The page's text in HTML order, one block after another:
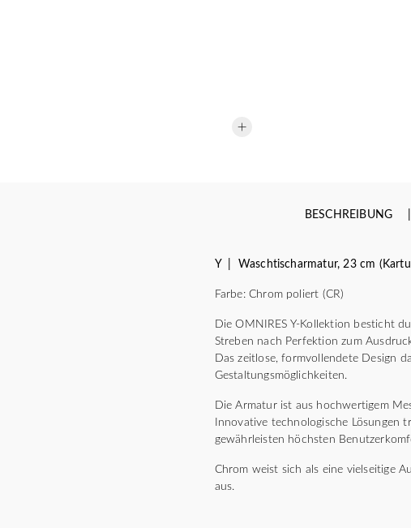
BESCHREIBUNG
Y | Waschtischarmatur, 23 cm
Farbe: Chrom poliert (CR)
Die OMNIRES Y-Kollektion besticht
Streben nach Perfektion zum
Das zeitlose, formvollendete Design
Gestaltungsmöglichkeiten.
Die Armatur ist aus hochwertigem
Innovative technologische Lösungen
gewährleisten höchsten
Chrom weist sich als eine vielseitige
aus.